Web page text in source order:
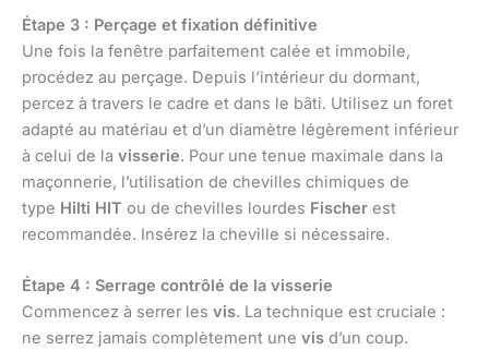
Étape 3 : Perçage et fixation définitive
Une fois la fenêtre parfaitement calée et immobile,
procédez au perçage. Depuis l’intérieur du dormant,
percez à travers le cadre et dans le bâti. Utilisez un foret
adapté au matériau et d’un diamètre légèrement inférieur
à celui de la visserie. Pour une tenue maximale dans la
maçonnerie, l’utilisation de chevilles chimiques de
type Hilti HIT ou de chevilles lourdes Fischer est
recommandée. Insérez la cheville si nécessaire.
Étape 4 : Serrage contrôlé de la visserie
Commencez à serrer les vis. La technique est cruciale :
ne serrez jamais complètement une vis d’un coup.